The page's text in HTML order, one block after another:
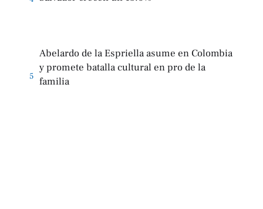
5
Abelardo de la Espriella asume en Colombia
y promete batalla cultural en pro de la
familia